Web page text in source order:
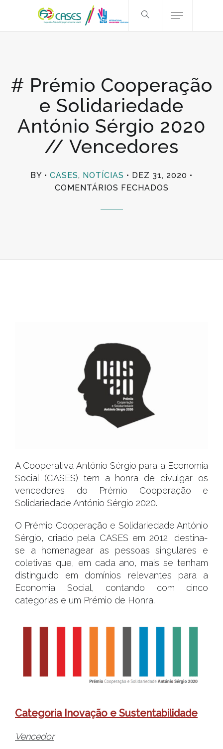
# Prémio Cooperação
e Solidariedade
António Sérgio 2020
// Vencedores
BY CASES, NOTÍCIAS
DEZ 31, 2020
COMENTÁRIOS FECHADOS
A Cooperativa António Sérgio para a Economia
Social (CASES) tem a honra de divulgar os
vencedores do Prémio Cooperação e
Solidariedade António Sérgio 2020.
O Prémio Cooperação e Solidariedade António
Sérgio, criado pela CASES em 2012, destina-
se a homenagear as pessoas singulares e
coletivas que, em cada ano, mais se tenham
distinguido em domínios relevantes para a
Economia Social, contando com cinco
categorias e um Prémio de Honra.
Categoria Inovação e Sustentabilidade
Vencedor